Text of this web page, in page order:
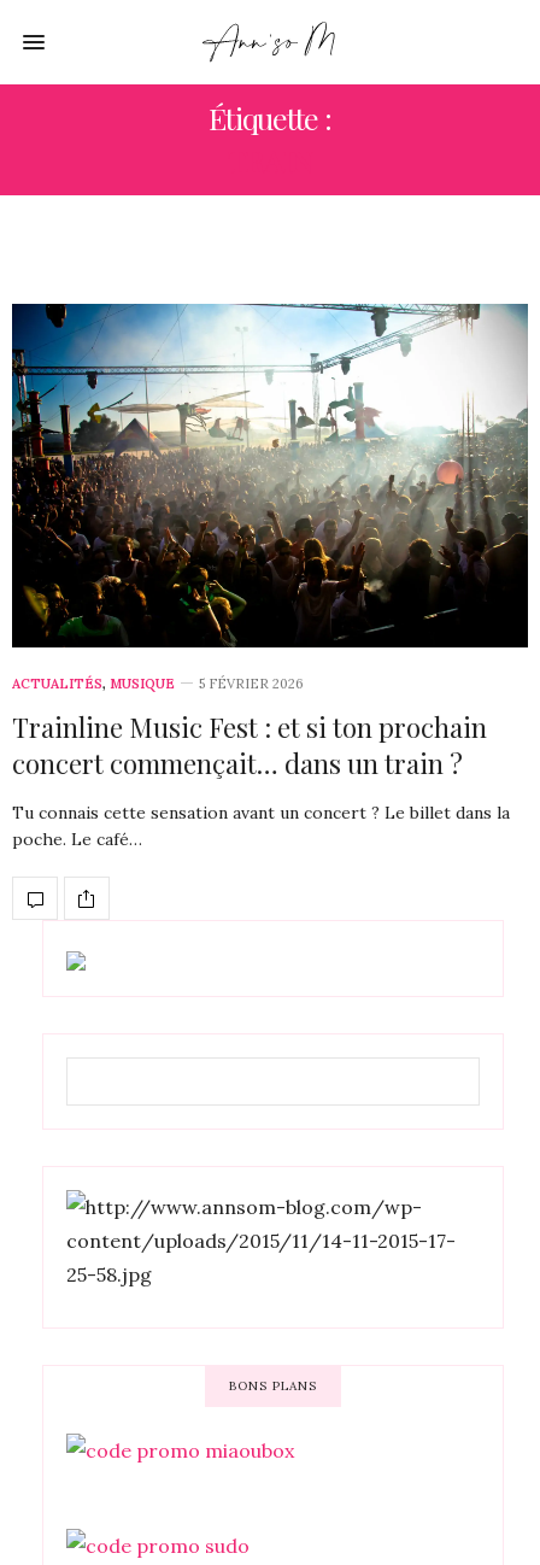
Étiquette :
ACTUALITÉS, MUSIQUE 5 FÉVRIER 2026
Trainline Music Fest : et si ton prochain
concert commençait… dans un train ?
Tu connais cette sensation avant un concert ? Le billet dans la
poche. Le café…
BONS PLANS